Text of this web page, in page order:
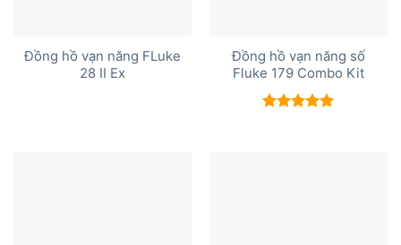
Đồng hồ vạn năng FLuke
28 II Ex
Đồng hồ vạn năng số
Fluke 179 Combo Kit